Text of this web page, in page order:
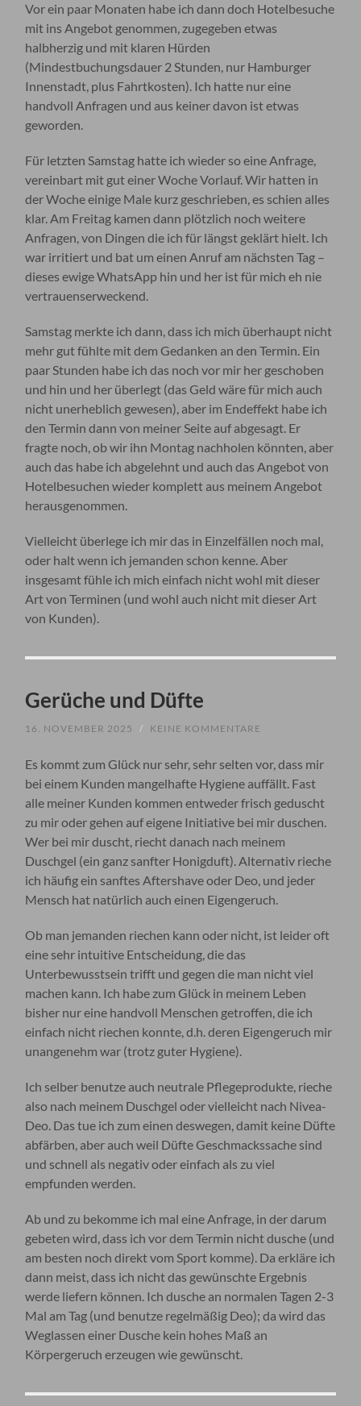
Vor ein paar Monaten habe ich dann doch Hotelbesuche
mit ins Angebot genommen, zugegeben etwas
halbherzig und mit klaren Hürden
(Mindestbuchungsdauer 2 Stunden, nur Hamburger
Innenstadt, plus Fahrtkosten). Ich hatte nur eine
handvoll Anfragen und aus keiner davon ist etwas
geworden.
Für letzten Samstag hatte ich wieder so eine Anfrage,
vereinbart mit gut einer Woche Vorlauf. Wir hatten in
der Woche einige Male kurz geschrieben, es schien alles
klar. Am Freitag kamen dann plötzlich noch weitere
Anfragen, von Dingen die ich für längst geklärt hielt. Ich
war irritiert und bat um einen Anruf am nächsten Tag –
dieses ewige WhatsApp hin und her ist für mich eh nie
vertrauenserweckend.
Samstag merkte ich dann, dass ich mich überhaupt nicht
mehr gut fühlte mit dem Gedanken an den Termin. Ein
paar Stunden habe ich das noch vor mir her geschoben
und hin und her überlegt (das Geld wäre für mich auch
nicht unerheblich gewesen), aber im Endeffekt habe ich
den Termin dann von meiner Seite auf abgesagt. Er
fragte noch, ob wir ihn Montag nachholen könnten, aber
auch das habe ich abgelehnt und auch das Angebot von
Hotelbesuchen wieder komplett aus meinem Angebot
herausgenommen.
Vielleicht überlege ich mir das in Einzelfällen noch mal,
oder halt wenn ich jemanden schon kenne. Aber
insgesamt fühle ich mich einfach nicht wohl mit dieser
Art von Terminen (und wohl auch nicht mit dieser Art
von Kunden).
Gerüche und Düfte
16. NOVEMBER 2025 / KEINE KOMMENTARE
Es kommt zum Glück nur sehr, sehr selten vor, dass mir
bei einem Kunden mangelhafte Hygiene auffällt. Fast
alle meiner Kunden kommen entweder frisch geduscht
zu mir oder gehen auf eigene Initiative bei mir duschen.
Wer bei mir duscht, riecht danach nach meinem
Duschgel (ein ganz sanfter Honigduft). Alternativ rieche
ich häufig ein sanftes Aftershave oder Deo, und jeder
Mensch hat natürlich auch einen Eigengeruch.
Ob man jemanden riechen kann oder nicht, ist leider oft
eine sehr intuitive Entscheidung, die das
Unterbewusstsein trifft und gegen die man nicht viel
machen kann. Ich habe zum Glück in meinem Leben
bisher nur eine handvoll Menschen getroffen, die ich
einfach nicht riechen konnte, d.h. deren Eigengeruch mir
unangenehm war (trotz guter Hygiene).
Ich selber benutze auch neutrale Pflegeprodukte, rieche
also nach meinem Duschgel oder vielleicht nach Nivea-
Deo. Das tue ich zum einen deswegen, damit keine Düfte
abfärben, aber auch weil Düfte Geschmackssache sind
und schnell als negativ oder einfach als zu viel
empfunden werden.
Ab und zu bekomme ich mal eine Anfrage, in der darum
gebeten wird, dass ich vor dem Termin nicht dusche (und
am besten noch direkt vom Sport komme). Da erkläre ich
dann meist, dass ich nicht das gewünschte Ergebnis
werde liefern können. Ich dusche an normalen Tagen 2-3
Mal am Tag (und benutze regelmäßig Deo); da wird das
Weglassen einer Dusche kein hohes Maß an
Körpergeruch erzeugen wie gewünscht.